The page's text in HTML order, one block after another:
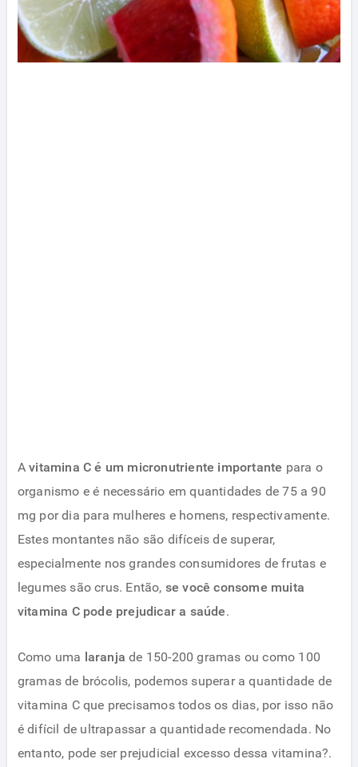
Avitamina C é um micronutriente importante para o
organismo e é necessário em quantidades de 75 a 90
mg por dia para mulheres e homens, respectivamente.
Estes montantes não são difíceis de superar,
especialmente nos grandes consumidores de frutas e
legumes são crus. Então, se você consome muita
vitamina C pode prejudicar a saúde.
Como uma laranja de 150-200 gramas ou como 100
gramas de brócolis, podemos superar a quantidade de
vitamina C que precisamos todos os dias, por isso não
é difícil de ultrapassar a quantidade recomendada. No
entanto, pode ser prejudicial excesso dessa vitamina?.